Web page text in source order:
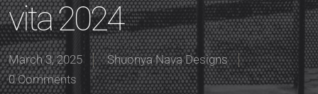
vita 2024
March 3, 2025
Shuonya Nava Designs
0 Comments